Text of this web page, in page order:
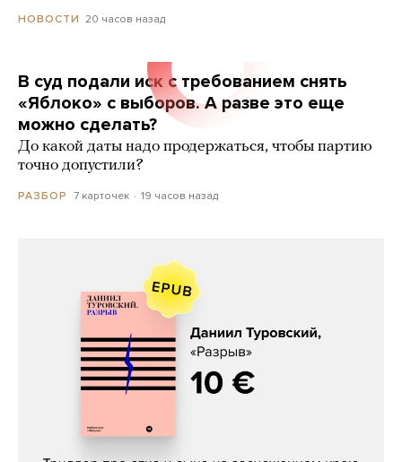
НОВОСТИ 20 часов назад
В суд подали иск с требованием снять
«Яблоко» с выборов. А разве это еще
можно сделать?
До какой даты надо продержаться, чтобы партию
точно допустили?
РАЗБОР 7 карточек 19 часов назад
Даниил Туровский, «Разрыв»